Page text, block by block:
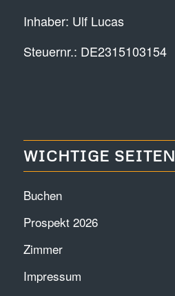
Inhaber: Ulf Lucas
Steuernr.: DE2315103154
WICHTIGE SEITEN
Buchen
Prospekt 2026
Zimmer
Impressum